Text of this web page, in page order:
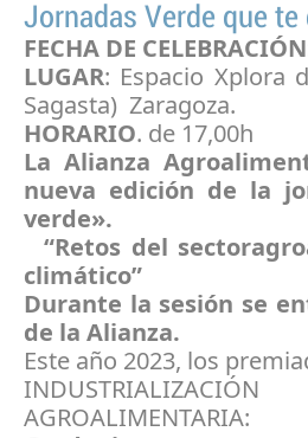
Jornadas Verde que te
FECHA DE CELEBRACIÓN
LUGAR: Espacio Xplora
Sagasta) Zaragoza.
HORARIO. de 17,00h
La Alianza
nueva edición de la
verde».
“Retos del
climático”
Durante la sesión se
de la Alianza.
Este año 2023, los
AGROALIMENTARIA: